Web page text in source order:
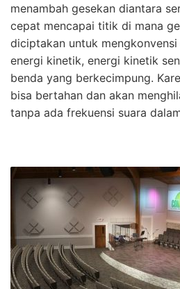
menambah gesekan diantara
cepat mencapai titik di mana
diciptakan untuk
energi kinetik, energi kinetik
benda yang berkecimpung.
bisa bertahan dan akan
tanpa ada frekuensi suara